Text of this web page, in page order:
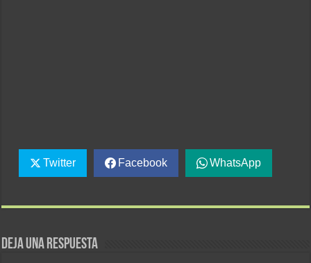
Twitter Facebook WhatsApp
Deja una respuesta